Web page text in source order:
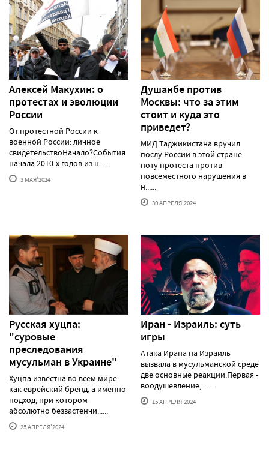
Алексей Макуxин: о
протестаx и эволюции
России
От протестной России к
военной России: личное
свидетельствоНачало?События
начала 2010-х годов из н......
3 МАЯ'2024
Душанбе против
Москвы: что за этим
стоит и куда это
приведет?
МИД Таджикистана вручил
послу России в этой стране
ноту протеста против
повсеместного нарушения в
н......
30 АПРЕЛЯ'2024
Русская хуцпа:
"суровые
преследования
мусульман в Украине"
Хуцпа известна во всем мире
как еврейский бренд, а именно
подход, при котором
абсолютно беззастенчи......
25 АПРЕЛЯ'2024
Иран - Израиль: суть
игры
Атака Ирана на Израиль
вызвала в мусульманской среде
две основные реакции.Первая -
воодушевление, ......
15 АПРЕЛЯ'2024